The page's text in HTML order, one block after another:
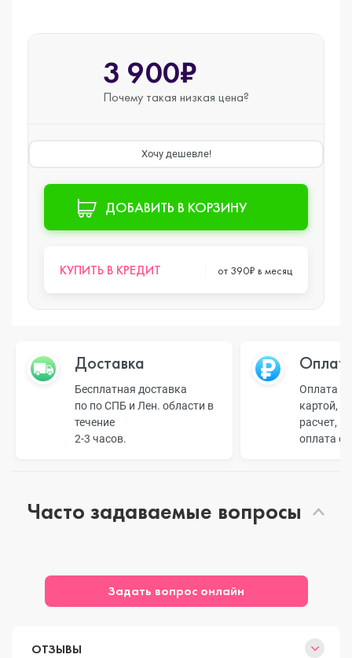
3 900₽
Почему такая низкая цена?
Хочу дешевле!
ДОБАВИТЬ В КОРЗИНУ
КУПИТЬ В КРЕДИТ от 390₽ в месяц
Доставка
Бесплатная доставка
по по СПБ и Лен. области в
течение
2-3 часов.
Оплата
картой,
расчет,
оплата
Часто задаваемые вопросы
Задать вопрос онлайн
ОТЗЫВЫ